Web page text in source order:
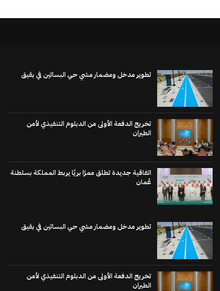
تطوير مدخل ومضمار مشي حي البساتين في بقيق
تخريج الدفعة الأولى من الدبلوم التنفيذي لأمن
الطيران
اتفاقية جديدة تطلق ممرًا بريًا يربط المملكة بسلطنة
عُمان
تطوير مدخل ومضمار مشي حي البساتين في بقيق
تخريج الدفعة الأولى من الدبلوم التنفيذي لأمن
الطيران